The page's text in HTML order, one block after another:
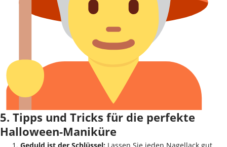
5. Tipps und Tricks für die perfekte
Halloween-Maniküre